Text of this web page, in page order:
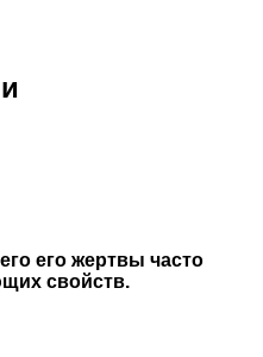
его жертвы часто
свойств.